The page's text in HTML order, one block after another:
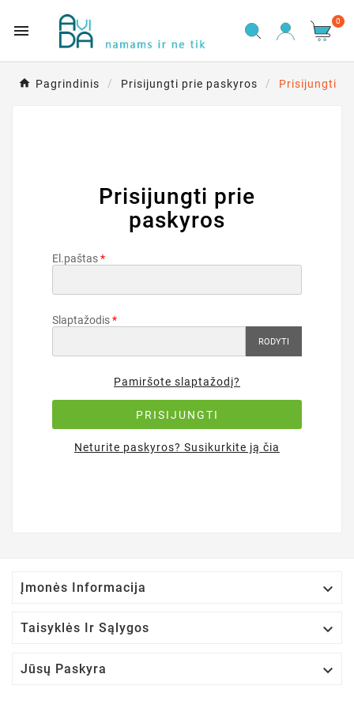

0
Pagrindinis Prisijungti prie paskyros Prisijungti
Prisijungti prie
paskyros
El.paštas
Slaptažodis
RODYTI
Pamiršote slaptažodį?
PRISIJUNGTI
Neturite paskyros? Susikurkite ją čia
Įmonės Informacija 
Taisyklės Ir Sąlygos 
Jūsų Paskyra 